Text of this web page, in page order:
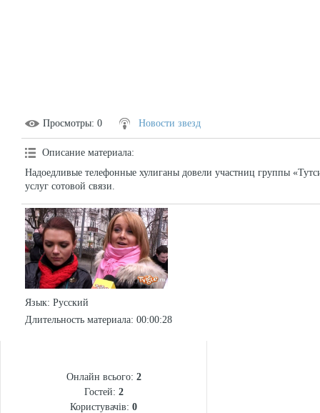
Просмотры: 0 Новости звезд
Описание материала:
Надоедливые телефонные хулиганы довели участниц группы
услуг сотовой связи.
Язык: Русский
Длительность материала: 00:00:28
Онлайн всього: 2
Гостей: 2
Користувачів: 0